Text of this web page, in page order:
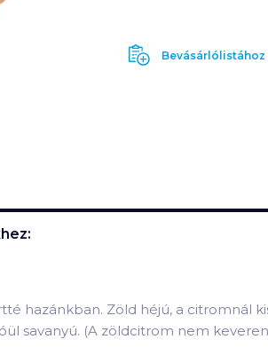
Bevásárlólistához
hazánkban. Zöld héjú, a citromnál
savanyú. (A zöldcitrom nem